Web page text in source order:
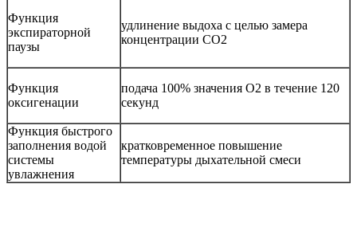
Функция
экспираторной
паузы
удлинение выдоха с целью замера
концентрации СО2
Функция
оксигенации
подача 100% значения О2 в течение 120
секунд
Функция быстрого
заполнения водой
системы
увлажнения
кратковременное повышение
температуры дыхательной смеси